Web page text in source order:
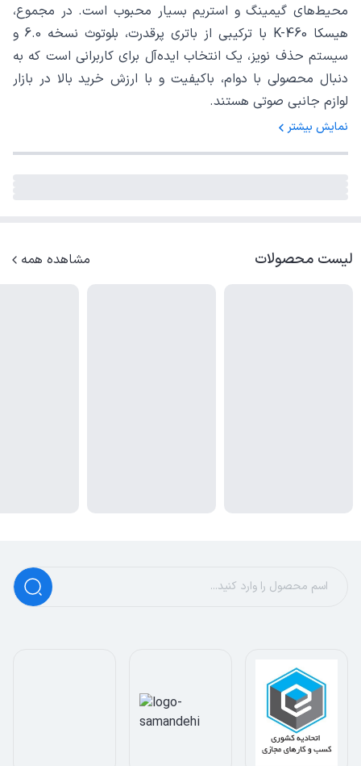
محیط‌های گیمینگ و استریم بسیار محبوب است. در مجموع،
هیسکا K-460 با ترکیبی از باتری پرقدرت، بلوتوث نسخه 6.0 و
سیستم حذف نویز، یک انتخاب ایده‌آل برای کاربرانی است که به
دنبال محصولی با دوام، باکیفیت و با ارزش خرید بالا در بازار
لوازم جانبی صوتی هستند.
نمایش بیشتر
لیست محصولات مشاهده همه